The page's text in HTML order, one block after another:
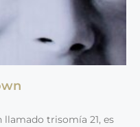
trisomía 21, es